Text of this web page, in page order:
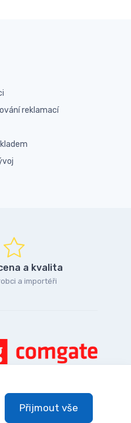
reklamací
a kvalita
a importéři
Přijmout vše